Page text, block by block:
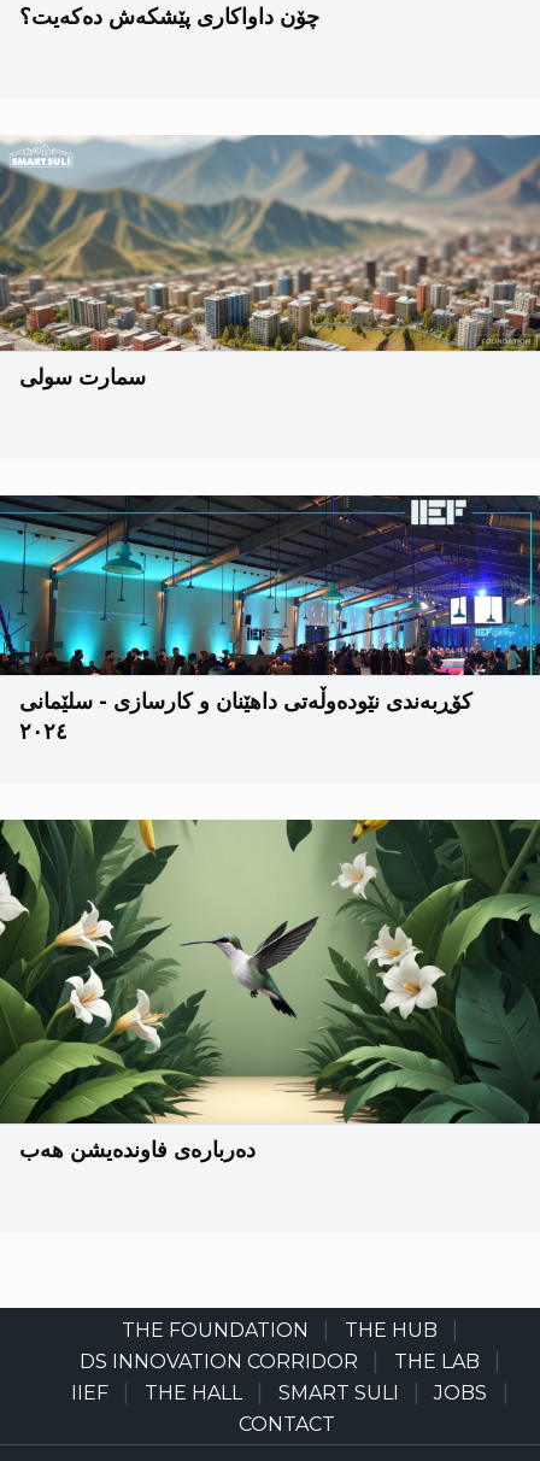
چۆن داواکاری پێشکەش دەکەیت؟
سمارت سولی
کۆڕبەندی نێودەوڵەتی داهێنان و کارسازی - سلێمانی
٢٠٢٤
دەربارەی فاوندەیشن هەب
navigation
THE FOUNDATION
THE HUB
DS INNOVATION CORRIDOR
THE LAB
IIEF
THE HALL SMART SULI
JOBS
CONTACT